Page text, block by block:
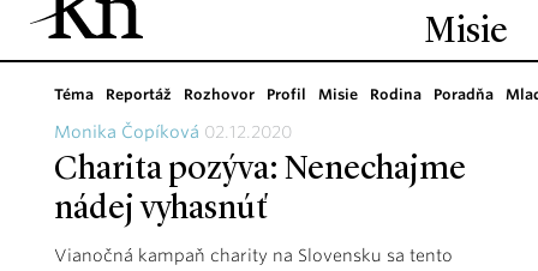
Misie
Téma Reportáž Rozhovor Profil Misie Rodina Poradňa
Monika Čopíková 02.12.2020
Charita pozýva: Nenechajme
nádej vyhasnúť
Vianočná kampaň charity na Slovensku sa tento